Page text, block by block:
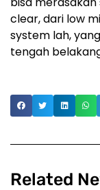
clear, dari low
system lah,
tengah
Related